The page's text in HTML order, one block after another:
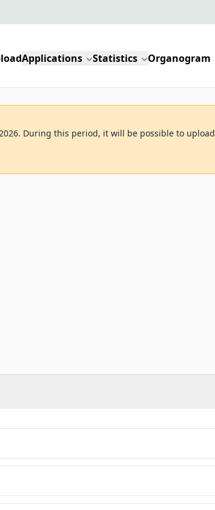
Applications Statistics Organogram
During this period, it will be possible to upload